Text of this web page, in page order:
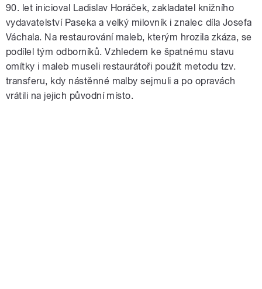
90. let inicioval Ladislav Horáček, zakladatel knižního
vydavatelství Paseka a velký milovník i znalec díla Josefa
Váchala. Na restaurování maleb, kterým hrozila zkáza, se
podílel tým odborníků. Vzhledem ke špatnému stavu
omítky i maleb museli restaurátoři použít metodu tzv.
transferu, kdy nástěnné malby sejmuli a po opravách
vrátili na jejich původní místo.